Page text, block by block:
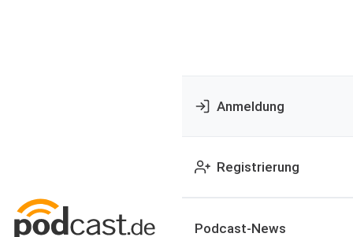
Anmeldung
Registrierung
Podcast-News